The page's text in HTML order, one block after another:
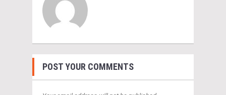
POST YOUR COMMENTS